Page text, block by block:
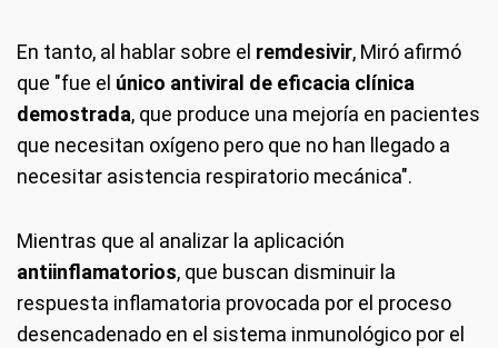
En tanto, al hablar sobre el remdesivir, Miró afirmó
que "fue el único antiviral de eficacia clínica
demostrada, que produce una mejoría en pacientes
que necesitan oxígeno pero que no han llegado a
necesitar asistencia respiratorio mecánica".
Mientras que al analizar la aplicación
antiinflamatorios, que buscan disminuir la
respuesta inflamatoria provocada por el proceso
desencadenado en el sistema inmunológico por el